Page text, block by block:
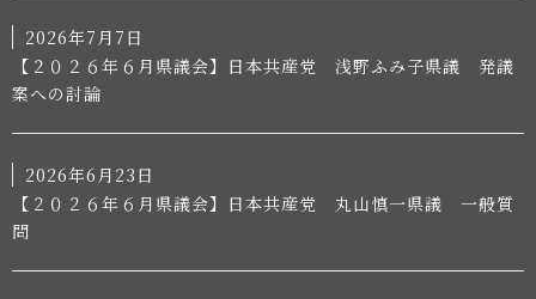
2026年7月7日
【２０２６年６月県議会】日本共産党 浅野ふみ子県議 発議
案への討論
2026年6月23日
【２０２６年６月県議会】日本共産党 丸山慎一県議 一般質
問